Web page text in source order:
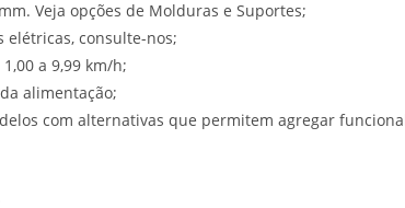
Veja opções de Molduras e Suportes;
elétricas, consulte-nos;
a 9,99 km/h;
alimentação;
com alternativas que permitem agregar